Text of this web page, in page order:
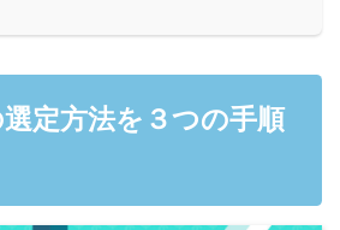
定方法を３つの手順